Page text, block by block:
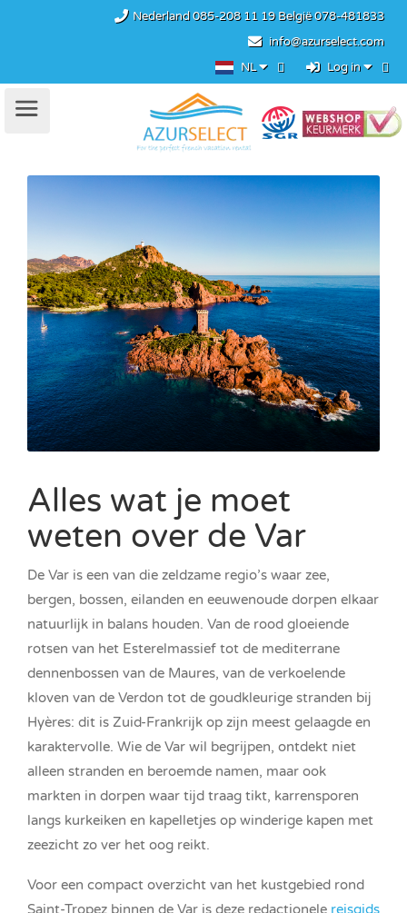
Nederland085-208 11 19België078-481833
info@azurselect.com
NL
Log in
Alles wat je moet
weten over de Var
De Var is een van die zeldzame regio’s waar zee,
bergen, bossen, eilanden en eeuwenoude dorpen elkaar
natuurlijk in balans houden. Van de rood gloeiende
rotsen van het Esterelmassief tot de mediterrane
dennenbossen van de Maures, van de verkoelende
kloven van de Verdon tot de goudkleurige stranden bij
Hyères: dit is Zuid-Frankrijk op zijn meest gelaagde en
karaktervolle. Wie de Var wil begrijpen, ontdekt niet
alleen stranden en beroemde namen, maar ook
markten in dorpen waar tijd traag tikt, karrensporen
langs kurkeiken en kapelletjes op winderige kapen met
zeezicht zo ver het oog reikt.
Voor een compact overzicht van het kustgebied rond
Saint-Tropez binnen de Var is deze redactionele reisgids